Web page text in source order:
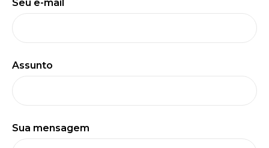
Seu e-mail
Assunto
Sua mensagem